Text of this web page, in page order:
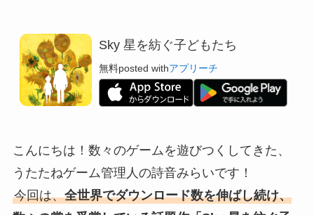
Sky 星を紡ぐ子どもたち
無料posted withアプリーチ
こんにちは！数々のゲームを遊びつくしてきた、
うたたねゲーム管理人の詩音みらいです！
今回は、全世界でダウンロード数を伸ばし続け、